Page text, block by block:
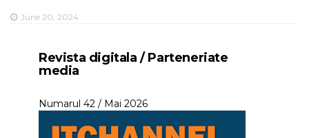
June 20, 2024
Revista digitala / Parteneriate
media
Numarul 42 / Mai 2026